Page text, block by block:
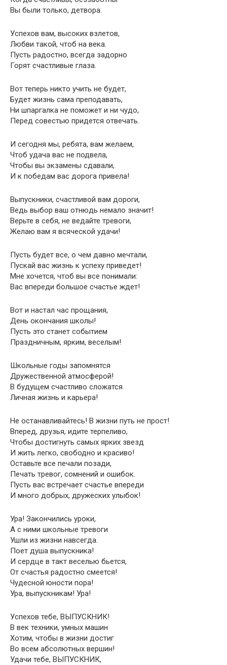
Вы были только, детвора.
Успехов вам, высоких взлетов,
Любви такой, чтоб на века.
Пусть радостно, всегда задорно
Горят счастливые глаза.
Вот теперь никто учить не будет,
Будет жизнь сама преподавать,
Ни шпаргалка не поможет и ни чудо,
Перед совестью придется отвечать.
И сегодня мы, ребята, вам желаем,
Чтоб удача вас не подвела,
Чтобы вы экзамены сдавали,
И к победам вас дорога привела!
Выпускники, счастливой вам дороги,
Ведь выбор ваш отнюдь немало значит!
Верьте в себя, не ведайте тревоги,
Желаю вам я всяческой удачи!
Пусть будет все, о чем давно мечтали,
Пускай вас жизнь к успеху приведет!
Мне хочется, чтоб вы все понимали:
Вас впереди большое счастье ждет!
Вот и настал час прощания,
День окончания школы!
Пусть это станет событием
Праздничным, ярким, веселым!
Школьные годы запомнятся
Дружественной атмосферой!
В будущем счастливо сложатся
Личная жизнь и карьера!
Не останавливайтесь! В жизни путь не прост!
Вперед, друзья, идите терпеливо,
Чтобы достигнуть самых ярких звезд
И жить легко, свободно и красиво!
Оставьте все печали позади,
Печать тревог, сомнений и ошибок.
Пусть вас встречает счастье впереди
И много добрых, дружеских улыбок!
Ура! Закончились уроки,
А с ними школьные тревоги
Ушли из жизни навсегда.
Поет душа выпускника!
И сердце в такт веселью бьется,
От счастья радостно смеется!
Чудесной юности пора!
Ура, выпускникам! Ура!
Успехов тебе, ВЫПУСКНИК!
В век техники, умных машин
Хотим, чтобы в жизни достиг
Во всем абсолютных вершин!
Удачи тебе, ВЫПУСКНИК,